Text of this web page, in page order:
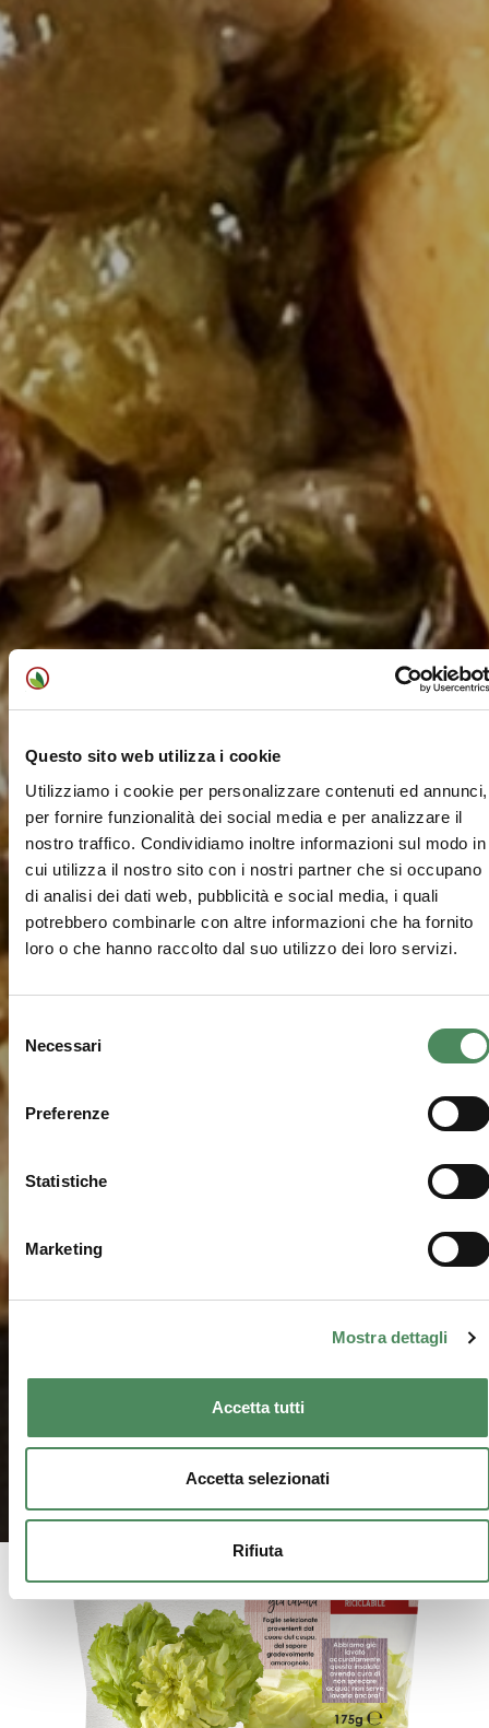
Questo sito web utilizza i cookie
Utilizziamo i cookie per personalizzare contenuti ed annunci,
per fornire funzionalità dei social media e per analizzare il
nostro traffico. Condividiamo inoltre informazioni sul modo in
cui utilizza il nostro sito con i nostri partner che si occupano
di analisi dei dati web, pubblicità e social media, i quali
potrebbero combinarle con altre informazioni che ha fornito
loro o che hanno raccolto dal suo utilizzo dei loro servizi.
delNecessari
Preferenze
Statistiche
Marketing
Mostra dettagli
Accetta tutti
Accetta selezionati
Rifiuta